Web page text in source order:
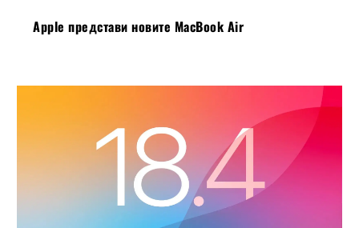
Apple представи новите MacBook Air